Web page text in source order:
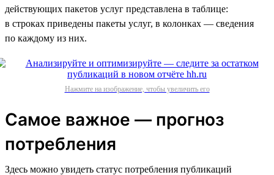
действующих пакетов услуг представлена в таблице:
в строках приведены пакеты услуг, в колонках — сведения
по каждому из них.
Нажмите на изображение, чтобы увеличить его
Самое важное — прогноз
потребления
Здесь можно увидеть статус потребления публикаций